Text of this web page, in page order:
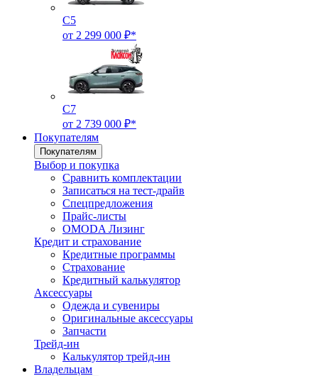
C5
от 2 299 000 ₽*
C7
от 2 739 000 ₽*
Покупателям
Покупателям
Выбор и покупка
Сравнить комплектации
Записаться на тест-драйв
Cпецпредложения
Прайс-листы
OMODA Лизинг
Кредит и страхование
Кредитные программы
Страхование
Кредитный калькулятор
Аксессуары
Одежда и сувениры
Оригинальные аксессуары
Запчасти
Трейд-ин
Калькулятор трейд-ин
Владельцам